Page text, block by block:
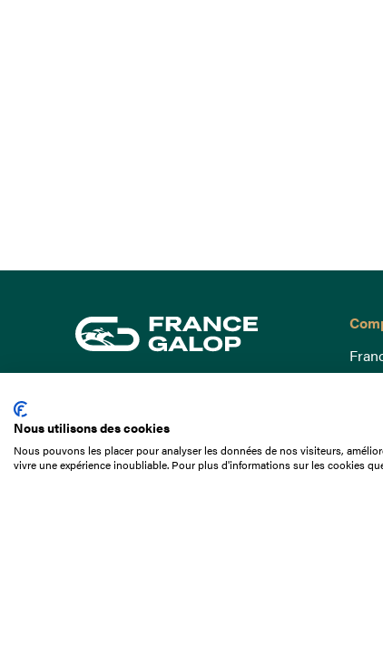
+33 1 49 10 20 29
Nous utilisons des cookies
Nous pouvons les placer pour analyser les données de nos visiteurs,
vivre une expérience inoubliable. Pour plus d'informations sur les cookies